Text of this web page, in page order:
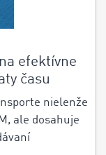
efektívne
času
nielenže
ale dosahuje